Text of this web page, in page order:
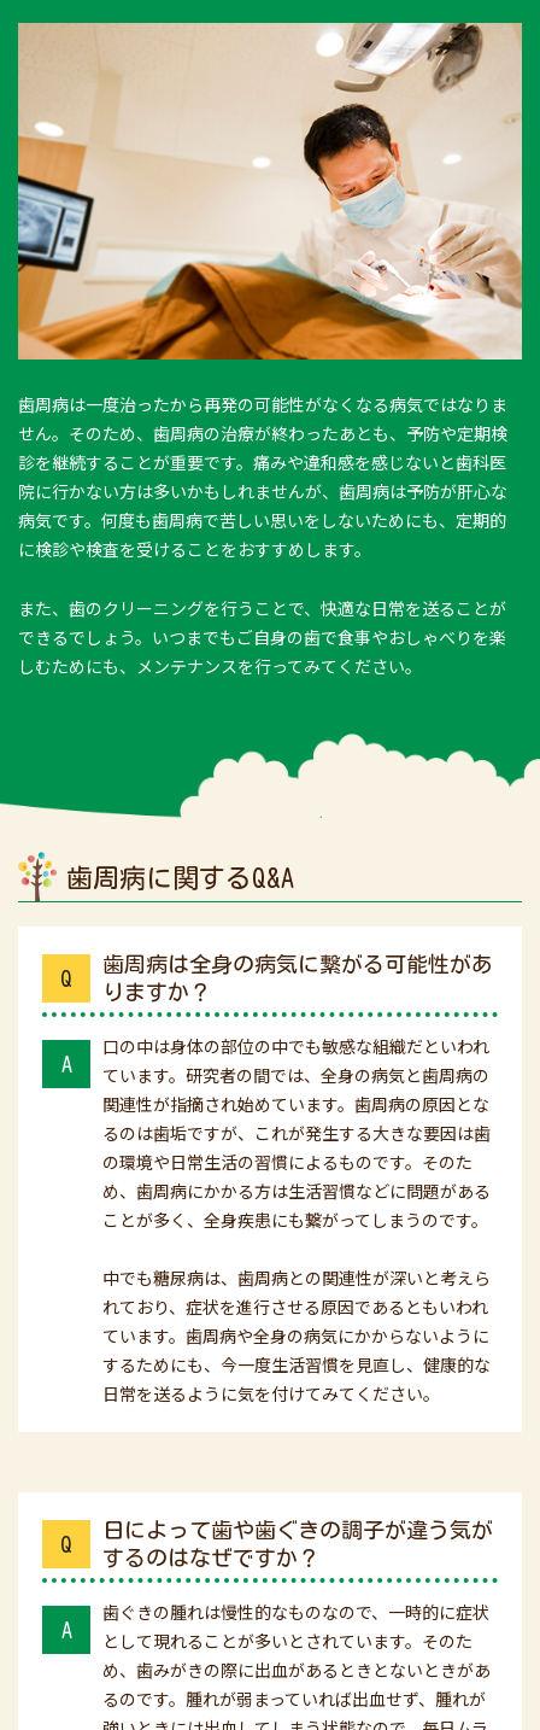
歯周病は一度治ったから再発の可能性がなくなる病気ではなりま
せん。そのため、歯周病の治療が終わったあとも、予防や定期検
診を継続することが重要です。痛みや違和感を感じないと歯科医
院に行かない方は多いかもしれませんが、歯周病は予防が肝心な
病気です。何度も歯周病で苦しい思いをしないためにも、定期的
に検診や検査を受けることをおすすめします。
また、歯のクリーニングを行うことで、快適な日常を送ることが
できるでしょう。いつまでもご自身の歯で食事やおしゃべりを楽
しむためにも、メンテナンスを行ってみてください。
歯周病に関するQ&A
Q
歯周病は全身の病気に繋がる可能性があ
りますか？
A
口の中は身体の部位の中でも敏感な組織だといわれ
ています。研究者の間では、全身の病気と歯周病の
関連性が指摘され始めています。歯周病の原因とな
るのは歯垢ですが、これが発生する大きな要因は歯
の環境や日常生活の習慣によるものです。そのた
め、歯周病にかかる方は生活習慣などに問題がある
ことが多く、全身疾患にも繋がってしまうのです。
中でも糖尿病は、歯周病との関連性が深いと考えら
れており、症状を進行させる原因であるともいわれ
ています。歯周病や全身の病気にかからないように
するためにも、今一度生活習慣を見直し、健康的な
日常を送るように気を付けてみてください。
Q
日によって歯や歯ぐきの調子が違う気が
するのはなぜですか？
A
歯ぐきの腫れは慢性的なものなので、一時的に症状
として現れることが多いとされています。そのた
め、歯みがきの際に出血があるときとないときがあ
るのです。腫れが弱まっていれば出血せず、腫れが